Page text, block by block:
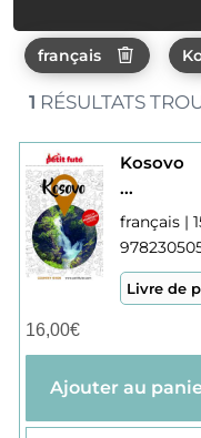
français
1 RÉSULTATS
Kosovo
...
français |
Livre de
16,00€
Ajouter au